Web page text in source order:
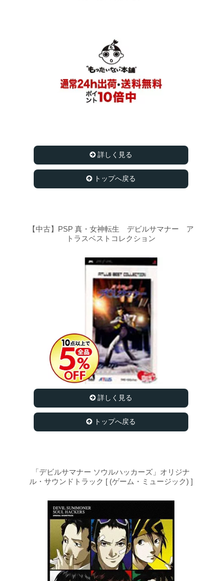
詳しく見る
トップへ戻る
【中古】PSP 真・女神転生 デビルサマナー ア
トラスベストコレクション
詳しく見る
トップへ戻る
「デビルサマナー ソウルハッカーズ」オリジナ
ル・サウンドトラック [ (ゲーム・ミュージック) ]